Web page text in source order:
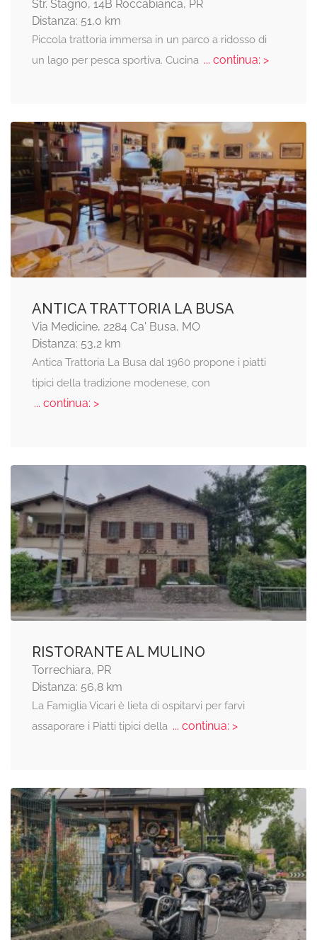
Str. Stagno, 14B Roccabianca, PR
Distanza: 51,0 km
Piccola trattoria immersa in un parco a ridosso di
un lago per pesca sportiva. Cucina... continua: >
ANTICA TRATTORIA LA BUSA
Via Medicine, 2284 Ca' Busa, MO
Distanza: 53,2 km
Antica Trattoria La Busa dal 1960 propone i piatti
tipici della tradizione modenese, con
... continua: >
RISTORANTE AL MULINO
Torrechiara, PR
Distanza: 56,8 km
La Famiglia Vicari è lieta di ospitarvi per farvi
assaporare i Piatti tipici della... continua: >